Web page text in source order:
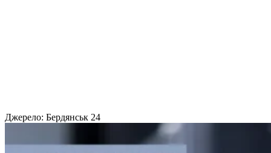
Джерело: Бердянськ 24